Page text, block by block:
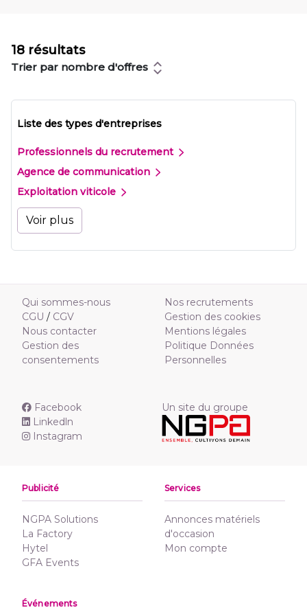
Liste des types d'entreprises
Professionnels du recrutement
Agence de communication
Exploitation viticole
Voir plus
18 résultats
Trier par nombre d'offres
Qui sommes-nous
CGU / CGV
Nous contacter
Gestion des
consentements
Nos recrutements
Gestion des cookies
Mentions légales
Politique Données
Personnelles
Facebook
Linkedln
Instagram
Un site du groupe
Publicité
NGPA Solutions
La Factory
Hytel
GFA Events
Services
Annonces matériels
d'occasion
Mon compte
Événements